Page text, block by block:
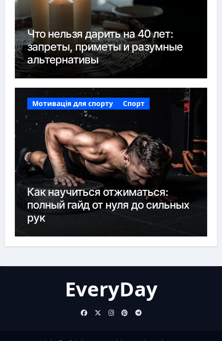
Что нельзя дарить на 40 лет:
запреты, приметы и разумные
альтернативы
Мотивація для спорту Спорт
Как научиться отжиматься:
полный гайд от нуля до сильных
рук
EveryDay